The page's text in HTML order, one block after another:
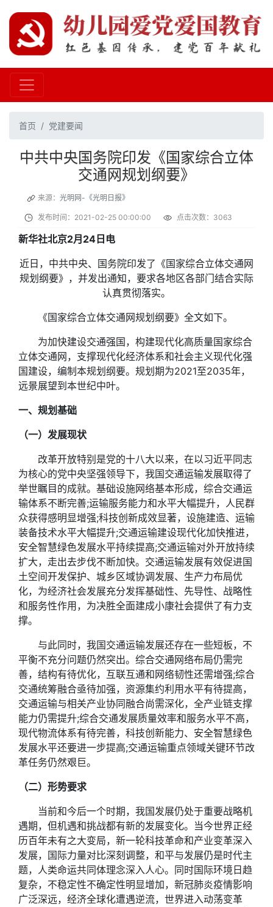
首页 党建要闻
中共中央国务院印发《国家综合立体
交通网规划纲要》
来源： 光明网-《光明日报》
发布时间：2021-02-25 00:00:00 点击次数：3063
新华社北京2月24日电
近日，中共中央、国务院印发了《国家综合立体交通网
规划纲要》，并发出通知，要求各地区各部门结合实际
认真贯彻落实。
《国家综合立体交通网规划纲要》全文如下。
为加快建设交通强国，构建现代化高质量国家综合
立体交通网，支撑现代化经济体系和社会主义现代化强
国建设，编制本规划纲要。规划期为2021至2035年，
远景展望到本世纪中叶。
一、规划基础
（一）发展现状
改革开放特别是党的十八大以来，在以习近平同志
为核心的党中央坚强领导下，我国交通运输发展取得了
举世瞩目的成就。基础设施网络基本形成，综合交通运
输体系不断完善;运输服务能力和水平大幅提升，人民群
众获得感明显增强;科技创新成效显著，设施建造、运输
装备技术水平大幅提升;交通运输建设现代化加快推进，
安全智慧绿色发展水平持续提高;交通运输对外开放持续
扩大，走出去步伐不断加快。交通运输发展有效促进国
土空间开发保护、城乡区域协调发展、生产力布局优
化，为经济社会发展充分发挥基础性、先导性、战略性
和服务性作用，为决胜全面建成小康社会提供了有力支
撑。
与此同时，我国交通运输发展还存在一些短板，不
平衡不充分问题仍然突出。综合交通网络布局仍需完
善，结构有待优化，互联互通和网络韧性还需增强;综合
交通统筹融合亟待加强，资源集约利用水平有待提高，
交通运输与相关产业协同融合尚需深化，全产业链支撑
能力仍需提升;综合交通发展质量效率和服务水平不高，
现代物流体系有待完善，科技创新能力、安全智慧绿色
发展水平还要进一步提高;交通运输重点领域关键环节改
革任务仍然艰巨。
（二）形势要求
当前和今后一个时期，我国发展仍处于重要战略机
遇期，但机遇和挑战都有新的发展变化。当今世界正经
历百年未有之大变局，新一轮科技革命和产业变革深入
发展，国际力量对比深刻调整，和平与发展仍是时代主
题，人类命运共同体理念深入人心。同时国际环境日趋
复杂，不稳定性不确定性明显增加，新冠肺炎疫情影响
广泛深远，经济全球化遭遇逆流，世界进入动荡变革